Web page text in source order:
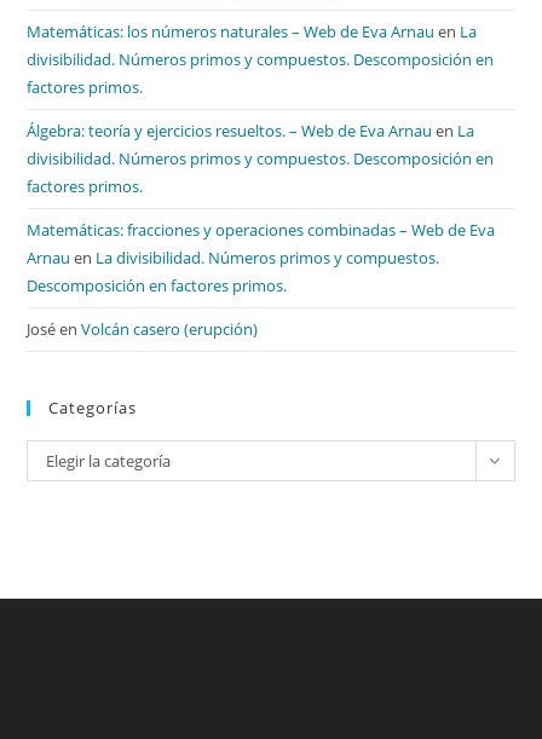
Matemáticas: los números naturales – Web de Eva Arnau en La
divisibilidad. Números primos y compuestos. Descomposición en
factores primos.
Álgebra: teoría y ejercicios resueltos. – Web de Eva Arnau en La
divisibilidad. Números primos y compuestos. Descomposición en
factores primos.
Matemáticas: fracciones y operaciones combinadas – Web de Eva
Arnau en La divisibilidad. Números primos y compuestos.
Descomposición en factores primos.
JoséenVolcán casero (erupción)
Categorías
Categorías
Elegir la categoría